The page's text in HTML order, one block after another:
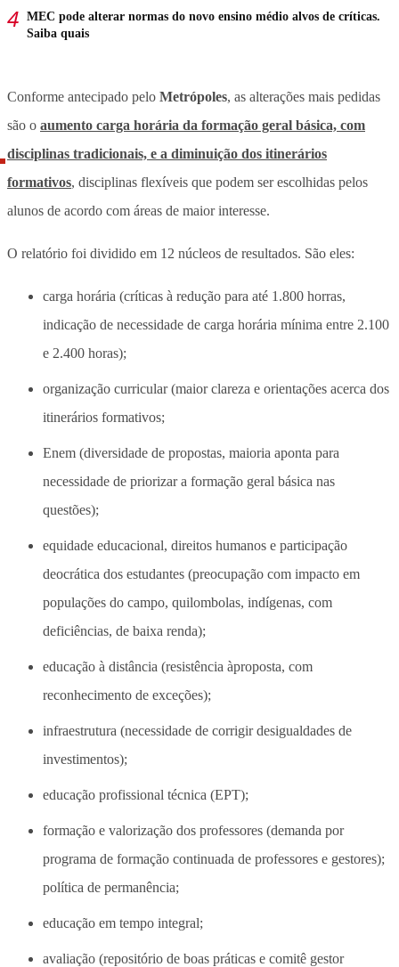
MEC pode alterar normas do novo ensino médio alvos de críticas.
Saiba quais
Conforme antecipado pelo Metrópoles, as alterações mais pedidas
são o aumento carga horária da formação geral básica, com
disciplinas tradicionais, e a diminuição dos itinerários
formativos, disciplinas flexíveis que podem ser escolhidas pelos
alunos de acordo com áreas de maior interesse.
O relatório foi dividido em 12 núcleos de resultados. São eles:
carga horária (críticas à redução para até 1.800 horras,
indicação de necessidade de carga horária mínima entre 2.100
e 2.400 horas);
organização curricular (maior clareza e orientações acerca dos
itinerários formativos;
Enem (diversidade de propostas, maioria aponta para
necessidade de priorizar a formação geral básica nas
questões);
equidade educacional, direitos humanos e participação
deocrática dos estudantes (preocupação com impacto em
populações do campo, quilombolas, indígenas, com
deficiências, de baixa renda);
educação à distância (resistência àproposta, com
reconhecimento de exceções);
infraestrutura (necessidade de corrigir desigualdades de
investimentos);
educação profissional técnica (EPT);
formação e valorização dos professores (demanda por
programa de formação continuada de professores e gestores);
política de permanência;
educação em tempo integral;
avaliação (repositório de boas práticas e comitê gestor